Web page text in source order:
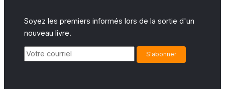
Soyez les premiers informés lors de la sortie d'un
nouveau livre.